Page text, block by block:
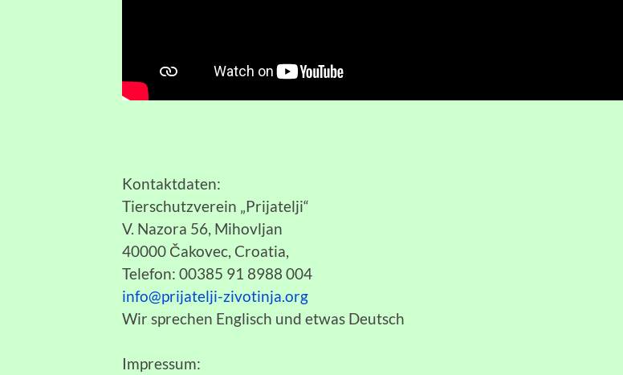
Kontaktdaten:
Tierschutzverein „Prijatelji“
V. Nazora 56, Mihovljan
40000 Čakovec, Croatia,
Telefon: 00385 91 8988 004
info@prijatelji-zivotinja.org
Wir sprechen Englisch und etwas Deutsch
Impressum: